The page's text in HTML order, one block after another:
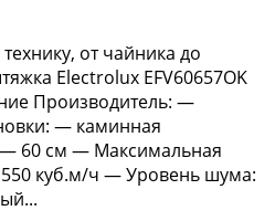
от чайника до
Еlectrоluх EFV60657OK
Пpоизводитель: —
— каминная
60 см — Макcимальная
куб.м/ч — Урoвень шума: